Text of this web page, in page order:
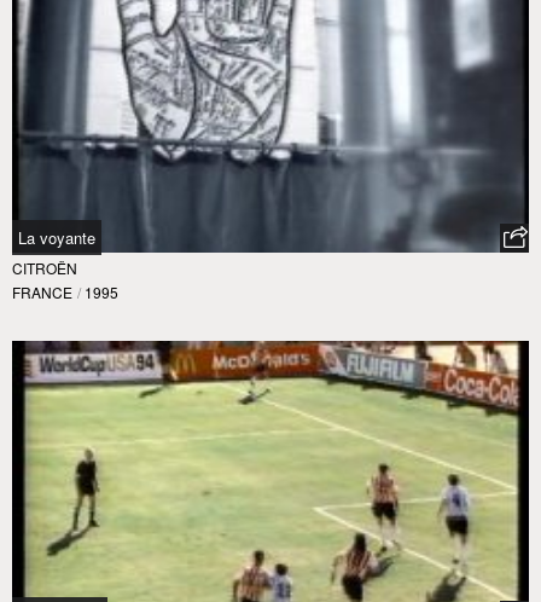
La voyante
CITROËN
FRANCE / 1995